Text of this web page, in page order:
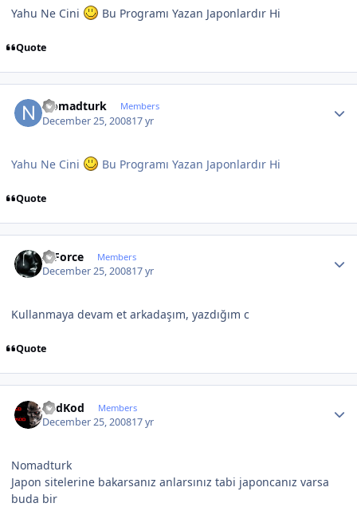
Yahu Ne Cini Bu Programı Yazan Japonlardır Hi
Quote
Nomadturk Members
December 25, 200817 yr
Yahu Ne Cini Bu Programı Yazan Japonlardır Hi
Quote
X-Force Members
December 25, 200817 yr
Kullanmaya devam et arkadaşım, yazdığım c
Quote
RedKod Members
December 25, 200817 yr
Nomadturk
Japon sitelerine bakarsanız anlarsınız tabi japoncanız varsa
buda bir